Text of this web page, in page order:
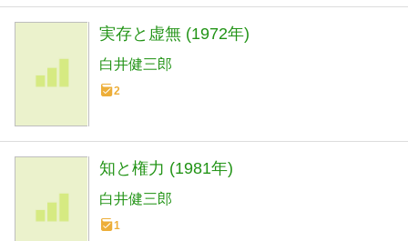
実存と虚無 (1972年)
白井健三郎
2
知と権力 (1981年)
白井健三郎
1